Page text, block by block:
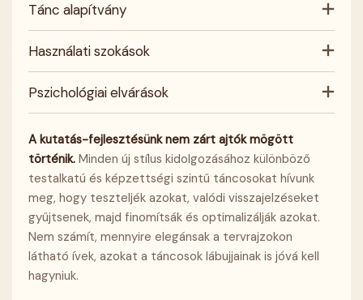
Tánc alapítvány
Használati szokások
Pszichológiai elvárások
A kutatás-fejlesztésünk nem zárt ajtók mögött
történik. Minden új stílus kidolgozásához különböző
testalkatú és képzettségi szintű táncosokat hívunk
meg, hogy teszteljék azokat, valódi visszajelzéseket
gyűjtsenek, majd finomítsák és optimalizálják azokat.
Nem számít, mennyire elegánsak a tervrajzokon
látható ívek, azokat a táncosok lábujjainak is jóvá kell
hagyniuk.